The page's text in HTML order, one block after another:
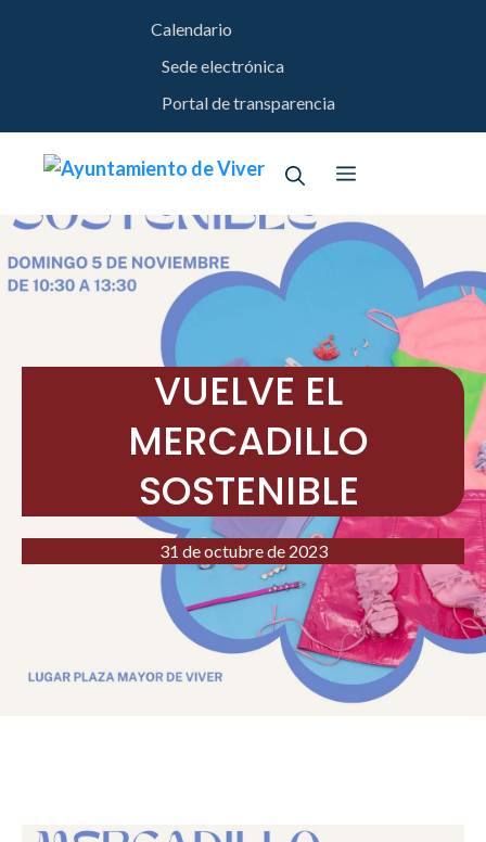
Calendario
Sede electrónica
Portal de transparencia
Menú
VUELVE EL
MERCADILLO
SOSTENIBLE
31 de octubre de 2023